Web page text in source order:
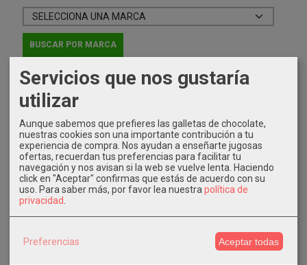
IDIOMA
COSTES DE ENVÍO
GRATIS *
Consultar Destinos
Servicios que nos gustaría
utilizar
Aunque sabemos que prefieres las galletas de chocolate,
nuestras cookies son una importante contribución a tu
experiencia de compra. Nos ayudan a enseñarte jugosas
ofertas, recuerdan tus preferencias para facilitar tu
navegación y nos avisan si la web se vuelve lenta. Haciendo
click en "Aceptar" confirmas que estás de acuerdo con su
uso. Para saber más, por favor lea nuestra política de
privacidad
Preferencias Aceptar todas